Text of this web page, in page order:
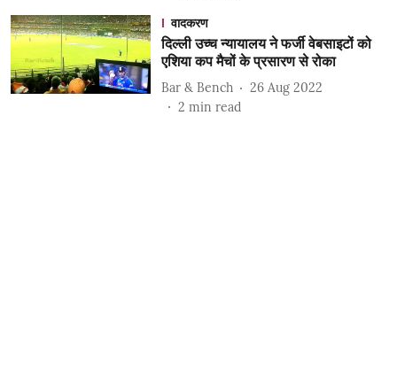
वादकरण
दिल्ली उच्च न्यायालय ने फर्जी वेबसाइटों को
एशिया कप मैचों के प्रसारण से रोका
Bar & Bench
26 Aug 2022
2 min read